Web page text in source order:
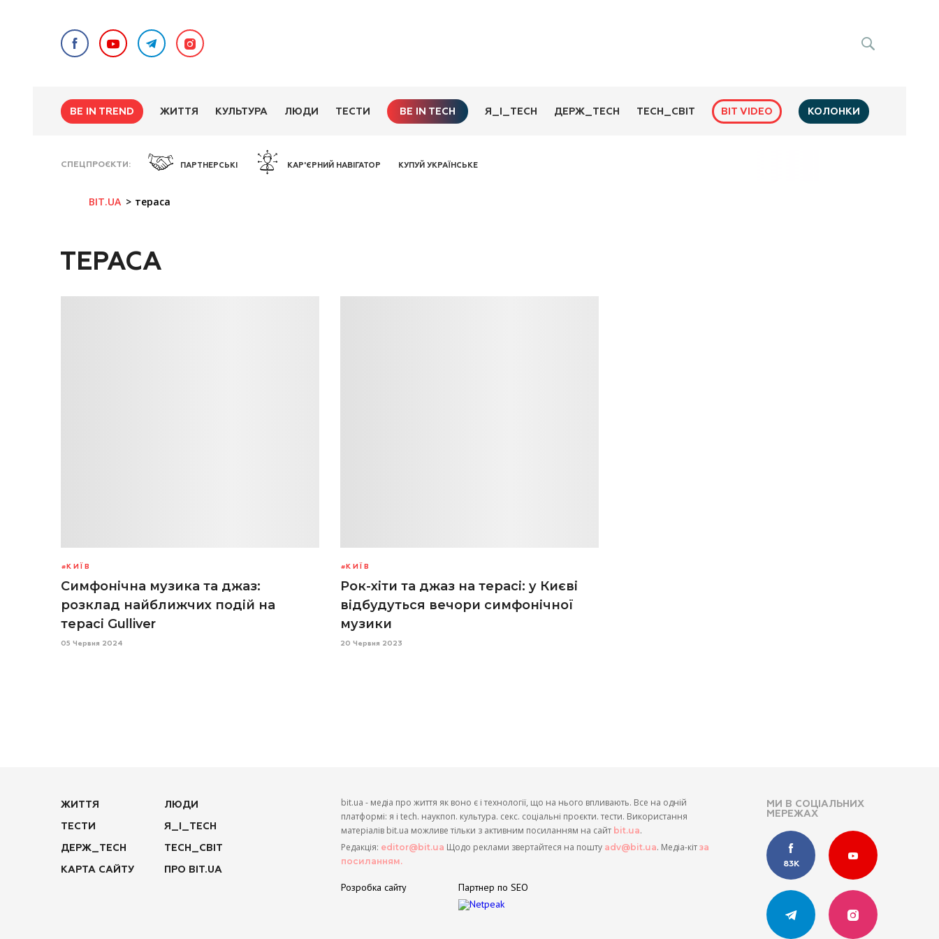
BE IN TREND ЖИТТЯ КУЛЬТУРА ЛЮДИ ТЕСТИ BE IN TECH Я_І_TECH ДЕРЖ_TECH TECH_СВІТ BIT VIDEO КОЛОНКИ
СПЕЦПРОЄКТИ ПАРТНЕРСЬКІ КАР'ЄРНИЙ НАВІГАТОР КУПУЙ УКРАЇНСЬКЕ
BIT.UA тераса
ТЕРАСА
КИЇВ
Симфонічна музика та джаз:
розклад найближчих подій на
терасі Gulliver
05 Червня 2024
КИЇВ
Рок-хіти та джаз на терасі: у Києві
відбудуться вечори симфонічної
музики
20 Червня 2023
ЖИТТЯ ЛЮДИ
ТЕСТИ Я_І_TECH
ДЕРЖ_TECH TECH_СВІТ
КАРТА САЙТУ ПРО BIT.UA
МИ В СОЦІАЛЬНИХ
МЕРЕЖАХ
83K
bit.ua - медіа про життя як воно є і технології, що на нього впливають. Все на одній
платформі: я і tech. наукпоп. культура. секс. соціальні проєкти. тести. Використання
матеріалів bit.ua можливе тільки з активним посиланням на сайт bit.ua.
Редакція: editor@bit.ua Щодо реклами звертайтеся на пошту adv@bit.ua. Медіа-кіт за
посиланням.
Розробка сайту Партнер по SEO